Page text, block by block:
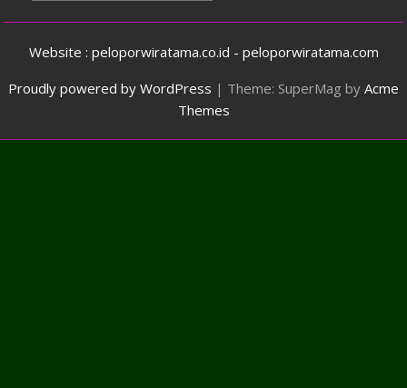
Website : peloporwiratama.co.id - peloporwiratama.com
Proudly powered by WordPress | Theme: SuperMag by Acme
Themes